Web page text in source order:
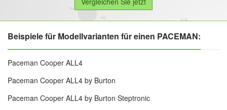
Beispiele für Modellvarianten für einen PACEMAN:
Paceman Cooper ALL4
Paceman Cooper ALL4 by Burton
Paceman Cooper ALL4 by Burton Steptronic